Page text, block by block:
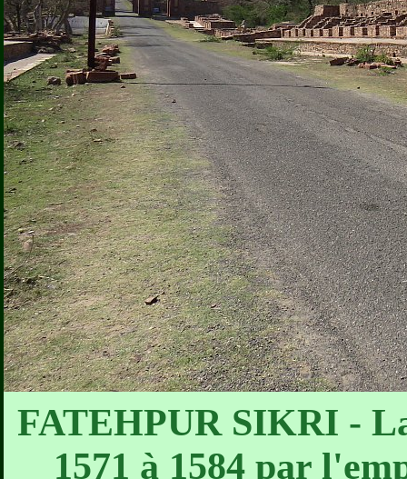
FATEHPUR SIKRI -
1571 à 1584 par